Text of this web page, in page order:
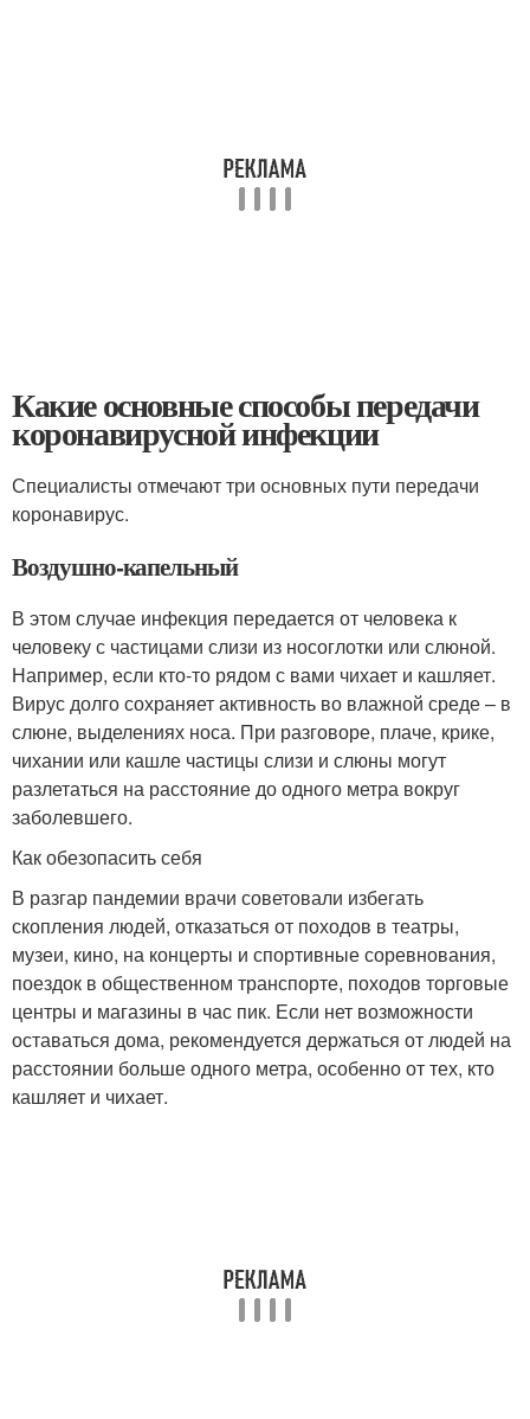
Какие основные способы передачи
коронавирусной инфекции
Специалисты отмечают три основных пути передачи
коронавирус.
Воздушно-капельный
В этом случае инфекция передается от человека к
человеку с частицами слизи из носоглотки или слюной.
Например, если кто-то рядом с вами чихает и кашляет.
Вирус долго сохраняет активность во влажной среде – в
слюне, выделениях носа. При разговоре, плаче, крике,
чихании или кашле частицы слизи и слюны могут
разлетаться на расстояние до одного метра вокруг
заболевшего.
Как обезопасить себя
В разгар пандемии врачи советовали избегать
скопления людей, отказаться от походов в театры,
музеи, кино, на концерты и спортивные соревнования,
поездок в общественном транспорте, походов торговые
центры и магазины в час пик. Если нет возможности
оставаться дома, рекомендуется держаться от людей на
расстоянии больше одного метра, особенно от тех, кто
кашляет и чихает.